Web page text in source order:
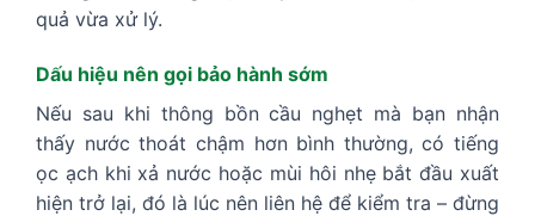
quả vừa xử lý.
Dấu hiệu nên gọi bảo hành sớm
Nếu sau khi thông bồn cầu nghẹt mà bạn nhận
thấy nước thoát chậm hơn bình thường, có tiếng
ọc ạch khi xả nước hoặc mùi hôi nhẹ bắt đầu xuất
hiện trở lại, đó là lúc nên liên hệ để kiểm tra – đừng